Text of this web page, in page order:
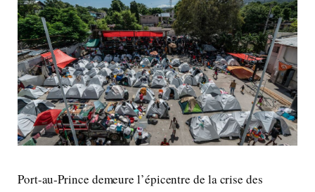
Port‑au‑Prince demeure l’épicentre de la crise des